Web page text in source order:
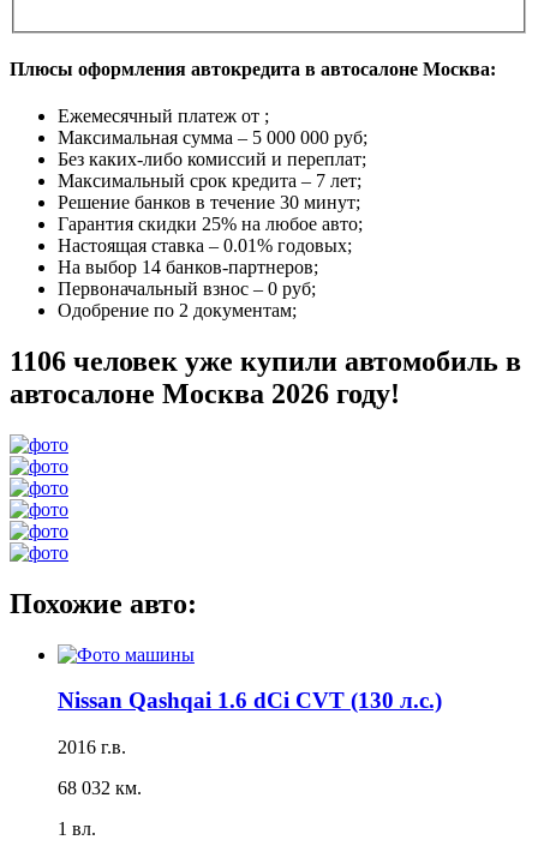
Плюсы оформления автокредита в автосалоне Москва:
Ежемесячный платеж от ;
Максимальная сумма – 5 000 000 руб;
Без каких-либо комиссий и переплат;
Максимальный срок кредита – 7 лет;
Решение банков в течение 30 минут;
Гарантия скидки 25% на любое авто;
Настоящая ставка – 0.01% годовых;
На выбор 14 банков-партнеров;
Первоначальный взнос – 0 руб;
Одобрение по 2 документам;
1106 человек уже купили автомобиль в
автосалоне Москва 2026 году!
Похожие авто:
Nissan Qashqai 1.6 dCi CVT (130 л.с.)
2016 г.в.
68 032 км.
1 вл.